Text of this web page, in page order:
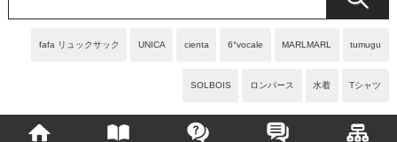
fafa リュックサック UNICA cienta 6°vocale MARLMARL tumugu
SOLBOIS ロンパース 水着 Tシャツ